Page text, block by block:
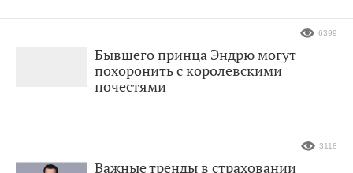
Бывшего принца Эндрю могут
похоронить с королевскими
почестями
6399
Важные тренды в страховании
3118